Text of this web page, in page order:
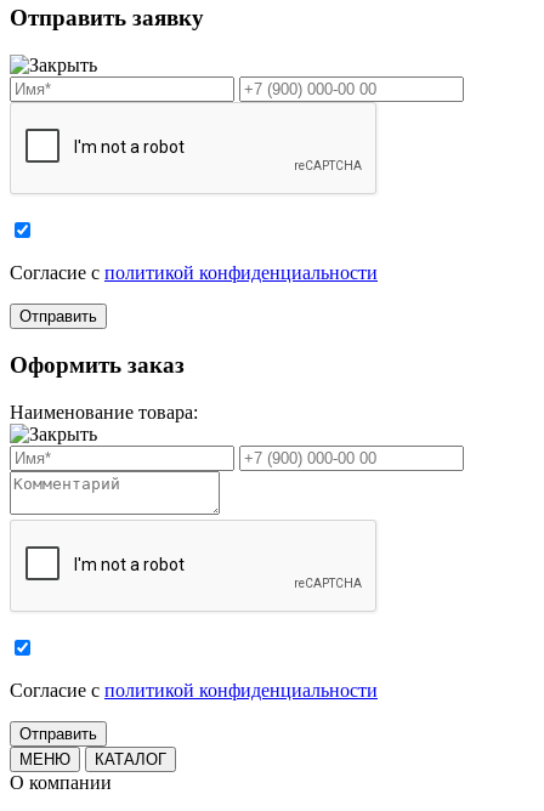
Отправить заявку
Cогласие с политикой конфиденциальности
Оформить заказ
Наименование товара:
Cогласие с политикой конфиденциальности
МЕНЮ КАТАЛОГ
О компании